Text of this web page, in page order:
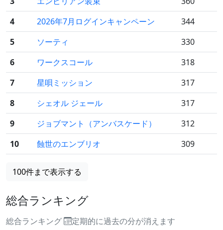
4
2026年7月ログインキャンペーン
344
5
ソーティ
330
6
ワークスコール
318
7
星唄ミッション
317
8
シェオル ジェール
317
9
ジョブマント（アンバスケード）
312
10
蝕世のエンブリオ 309
100件まで表示する
総合ランキング
総合ランキング 定期的に過去の分が消えます